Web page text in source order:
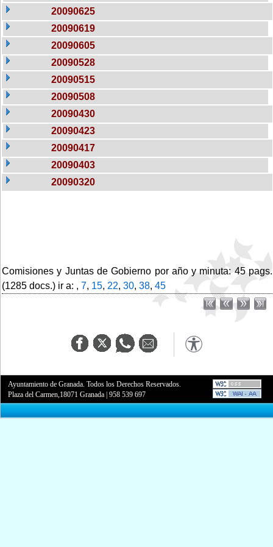
20090625
20090619
20090605
20090528
20090515
20090508
20090430
20090423
20090417
20090403
20090320
Comisiones y Juntas de Gobierno por año y minuta: 45 pags.
(1285 docs.) ir a: , 7, 15, 22, 30, 38, 45
Ayuntamiento de Granada. Todos los Derechos Reservados.
Plaza del Carmen,18071 Granada |958 539 697